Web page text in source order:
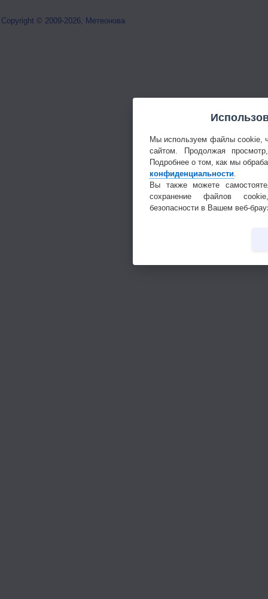
Copyright © 2009-2026, Метеонова
Мы используем файлы cookie,
сайтом. Продолжая
Подробнее о том, как мы
конфиденциальности.
Вы также можете
сохранение файлов
безопасности в Вашем веб-